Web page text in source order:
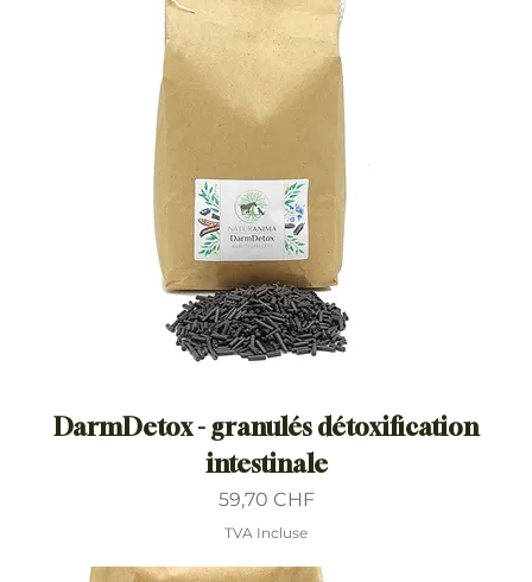
DarmDetox - granulés détoxification
intestinale
Prix
59,70 CHF
TVA Incluse